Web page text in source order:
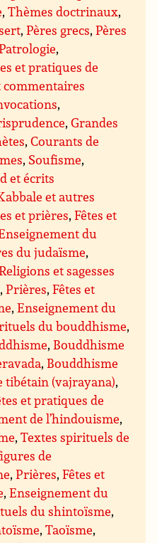
,Thèmes doctrinaux,
,Pères grecs,Pères
,
et pratiques de
commentaires
,
,Grandes
,Courants de
, Soufisme,
et écrits
et autres
et prières,Fêtes et
du
du judaïsme,
et sagesses
,Prières,Fêtes et
,Enseignement du
du bouddhisme,
, Bouddhisme
, Bouddhisme
tibétain (vajrayana),
et pratiques de
de l’hindouisme,
,Textes spirituels de
de
,Prières,Fêtes et
,Enseignement du
du shintoïsme,
,Taoïsme,